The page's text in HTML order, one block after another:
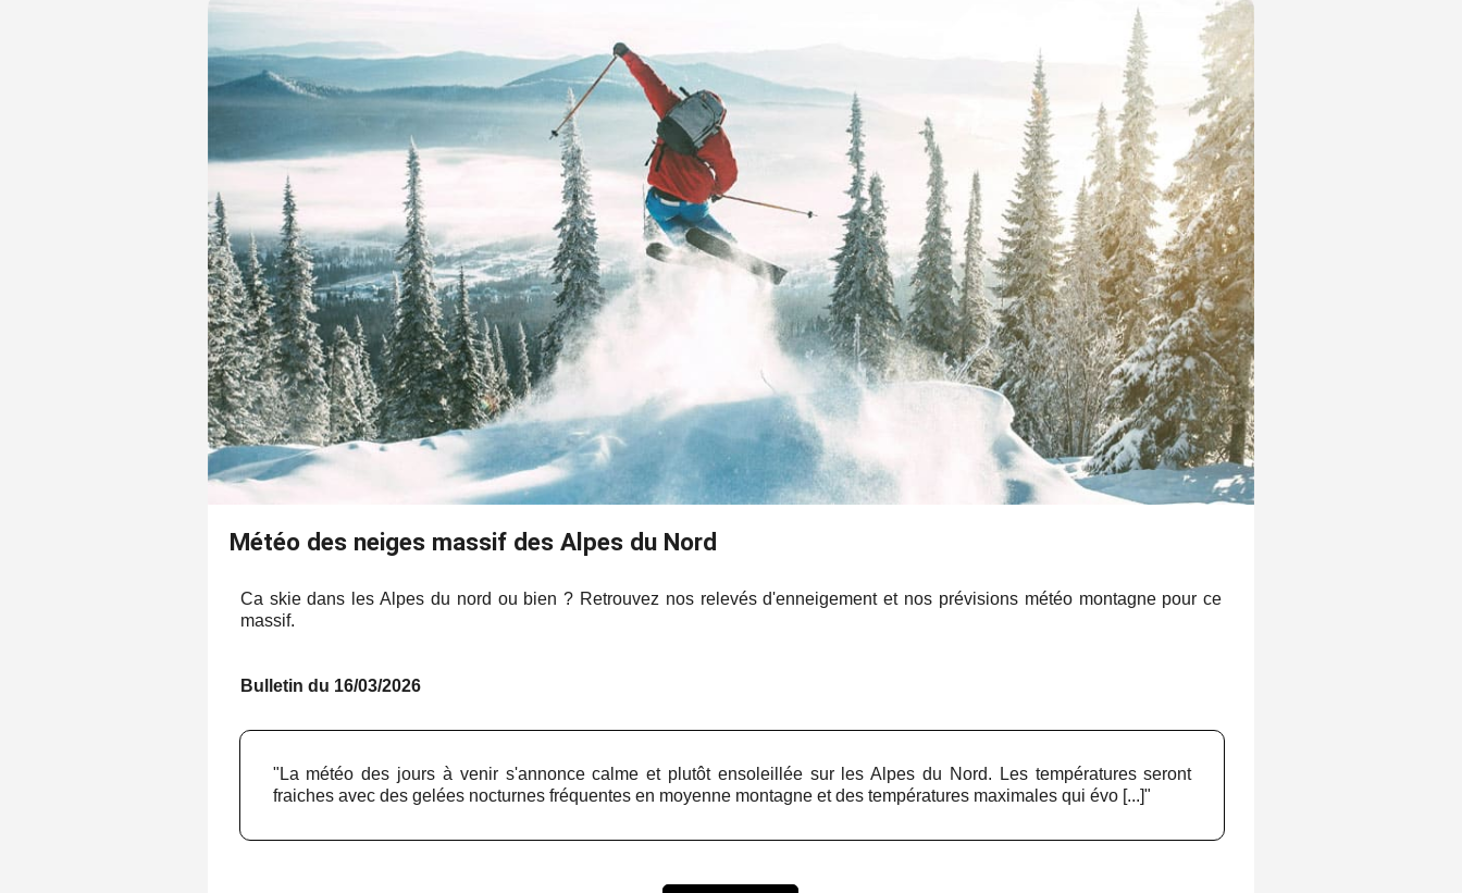
Météo des neiges massif des Alpes du Nord
Ca skie dans les Alpes du nord ou bien ? Retrouvez nos relevés d'enneigement et nos prévisions météo montagne pour ce
massif.
Bulletin du 16/03/2026
"La météo des jours à venir s'annonce calme et plutôt ensoleillée sur les Alpes du Nord. Les températures seront
fraiches avec des gelées nocturnes fréquentes en moyenne montagne et des températures maximales qui évo [...]"